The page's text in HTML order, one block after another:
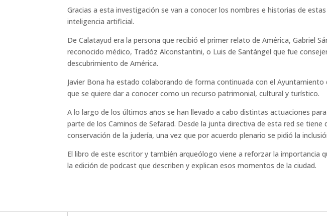
Gracias a esta investigación se van a conocer los nombres e historias de
inteligencia artificial.
De Calatayud era la persona que recibió el primer relato de América, Gabriel
reconocido médico, Tradóz Alconstantini, o Luis de Santángel que fue
descubrimiento de América.
Javier Bona ha estado colaborando de forma continuada con el
que se quiere dar a conocer como un recurso patrimonial, cultural y turístico.
A lo largo de los últimos años se han llevado a cabo distintas actuaciones
parte de los Caminos de Sefarad. Desde la junta directiva de esta red se
conservación de la judería, una vez que por acuerdo plenario se pidió la
El libro de este escritor y también arqueólogo viene a reforzar la importancia
la edición de podcast que describen y explican esos momentos de la ciudad.